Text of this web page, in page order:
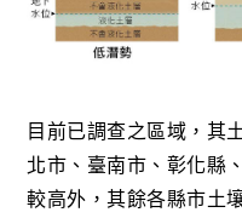
目前已調查之區域，其
北市、臺南市、彰化縣
較高外，其餘各縣市土